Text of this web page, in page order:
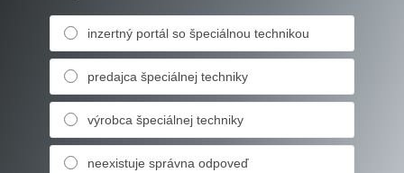
inzertný portál so špeciálnou technikou
predajca špeciálnej techniky
výrobca špeciálnej techniky
neexistuje správna odpoveď